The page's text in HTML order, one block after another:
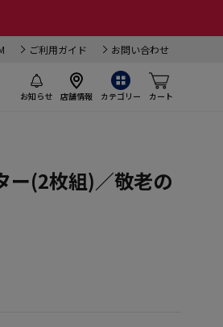
ご利用ガイド お問い合わせ
お知らせ 店舗情報 カテゴリー カート
ー(2枚組)／敬老の